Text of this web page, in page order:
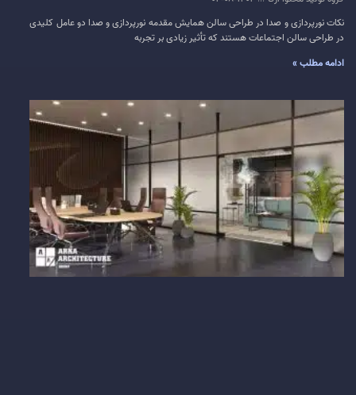
نکات نورپردازی و صدا در طراحی سالن همایش مقدمه نورپردازی و صدا دو عامل کلیدی
در طراحی سالن اجتماعات هستند که تأثیر زیادی بر تجربه
ادامه مطلب »